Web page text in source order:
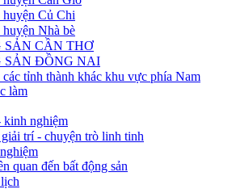
Củ Chi
Nhà bè
CẦN THƠ
ĐỒNG NAI
tỉnh thành khác khu vực phía Nam
làm
kinh nghiệm
trí - chuyện trò linh tinh
quan đến bất động sản